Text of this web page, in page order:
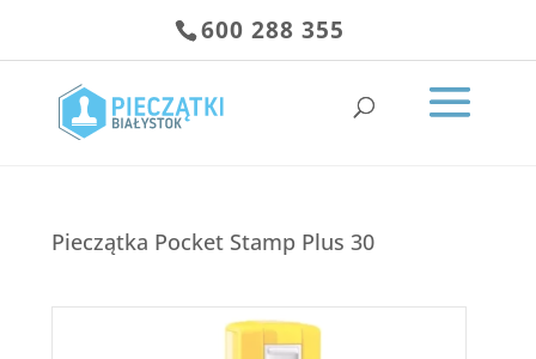
600 288 355
Pieczątka Pocket Stamp Plus 30